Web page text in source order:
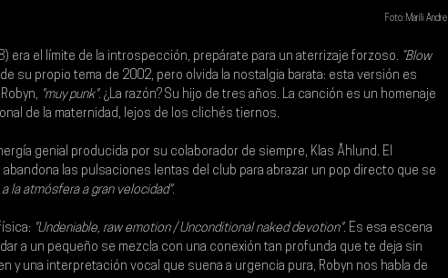
Foto: Marili Andre
era el límite de la introspección, prepárate para un aterrizaje forzoso. “Blow
su propio tema de 2002, pero olvida la nostalgia barata: esta versión es
Robyn, "muy punk". ¿La razón? Su hijo de tres años. La canción es un homenaje
de la maternidad, lejos de los clichés tiernos.
genial producida por su colaborador de siempre, Klas Åhlund. El
las pulsaciones lentas del club para abrazar un pop directo que se
la atmósfera a gran velocidad".
"Undeniable, raw emotion / Unconditional naked devotion". Es esa escena
a un pequeño se mezcla con una conexión tan profunda que te deja sin
y una interpretación vocal que suena a urgencia pura, Robyn nos habla de